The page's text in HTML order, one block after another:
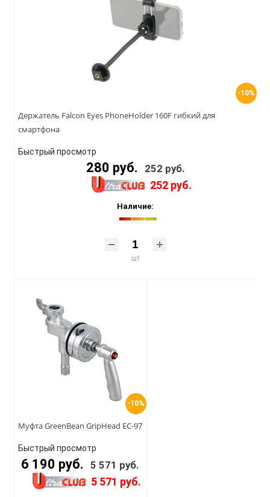
-10%
Держатель Falcon Eyes PhoneHolder 160F гибкий для
смартфона
Быстрый просмотр
280 руб. 252 руб.
252 руб.
Наличие:
шт
-10%
Муфта GreenBean GripHead EC-97
Быстрый просмотр
6 190 руб. 5 571 руб.
5 571 руб.